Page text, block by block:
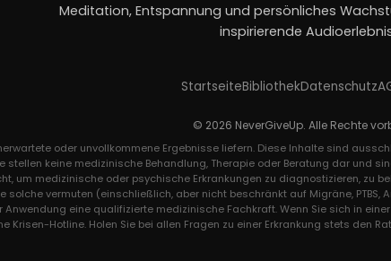
Meditation, Entspannung und persönliches
inspirierende
StartseiteBibliothekDatenschutz
© 2026 NeverGiveUp. Alle Rechte
oder unvollkommene Ergebnisse liefern. Diese Inhalte sind
stellen keine medizinische Behandlung, Therapie oder Beratung dar und
um medizinische oder psychische Erkrankungen zu diagnostizieren, zu
solche vermuten (einschließlich, aber nicht beschränkt auf Migräne,
Anwendung eine qualifizierte medizinische Fachkraft. Wenn Sie sich in
Krisen-Hotline. Holen Sie bei allen Fragen zu einer Erkrankung stets den